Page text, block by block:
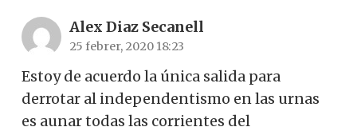
Alex Diaz Secanell
25 febrer, 2020 18:23
Estoy de acuerdo la única salida para
derrotar al independentismo en las urnas
es aunar todas las corrientes del